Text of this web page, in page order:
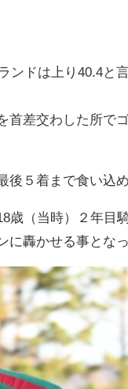
ドは上り40.4と
差交わした所で
後５着まで食い込め
（当時）２年目
轟かせる事となっ